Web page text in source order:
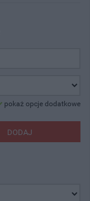
pokaż opcje dodatkowe
DODAJ